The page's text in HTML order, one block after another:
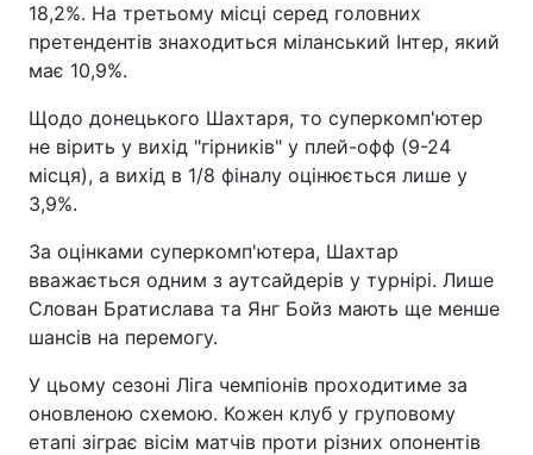
18,2%. На третьому місці серед головних
претендентів знаходиться міланський Інтер, який
має 10,9%.
Щодо донецького Шахтаря, то суперкомп'ютер
не вірить у вихід "гірників" у плей-офф (9-24
місця), а вихід в 1/8 фіналу оцінюється лише у
3,9%.
За оцінками суперкомп'ютера, Шахтар
вважається одним з аутсайдерів у турнірі. Лише
Слован Братислава та Янг Бойз мають ще менше
шансів на перемогу.
У цьому сезоні Ліга чемпіонів проходитиме за
оновленою схемою. Кожен клуб у груповому
етапі зіграє вісім матчів проти різних опонентів